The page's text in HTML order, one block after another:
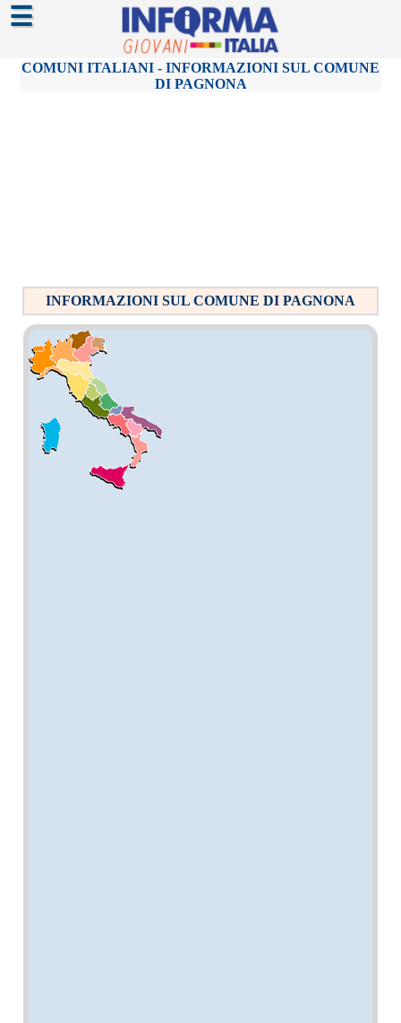
☰
COMUNI ITALIANI - INFORMAZIONI SUL COMUNE
DI PAGNONA
INFORMAZIONI SUL COMUNE DI PAGNONA